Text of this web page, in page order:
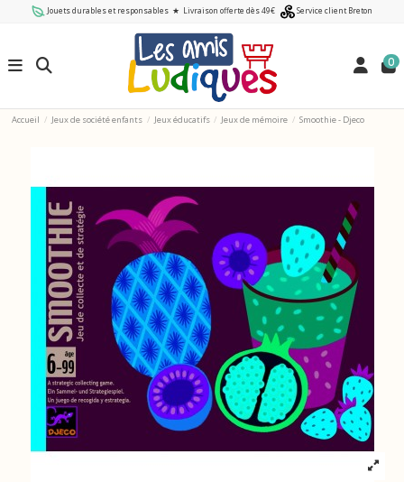
Jouets durables et responsables ★ Livraison offerte dès 49€ Service client Breton
0
Accueil Jeux de société enfants Jeux éducatifs Jeux de mémoire Smoothie - Djeco